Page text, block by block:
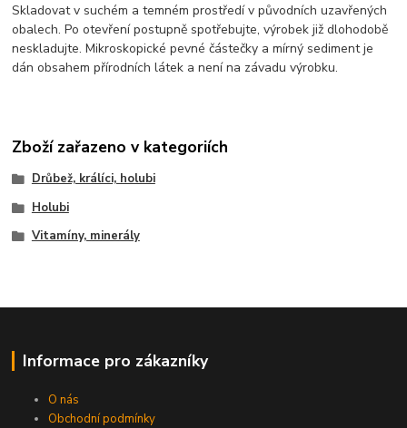
Skladovat v suchém a temném prostředí v původních uzavřených
obalech. Po otevření postupně spotřebujte, výrobek již dlohodobě
neskladujte. Mikroskopické pevné částečky a mírný sediment je
dán obsahem přírodních látek a není na závadu výrobku.
Zboží zařazeno v kategoriích
Drůbež, králíci, holubi
Holubi
Vitamíny, minerály
Informace pro zákazníky
O nás
Obchodní podmínky